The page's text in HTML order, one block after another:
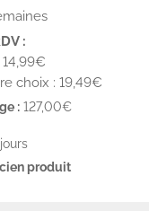
:
choix : 19,49€
: 127,00€
produit